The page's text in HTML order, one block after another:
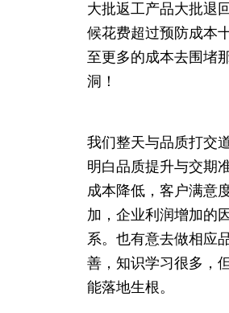
大批返工产品大批退
候花费超过预防成本
至更多的成本去围堵
洞！
我们整天与品质打交
明白品质提升与交期
成本降低，客户满意
加，企业利润增加的
系。也有意去做相应
善，知识学习很多，
能落地生根。